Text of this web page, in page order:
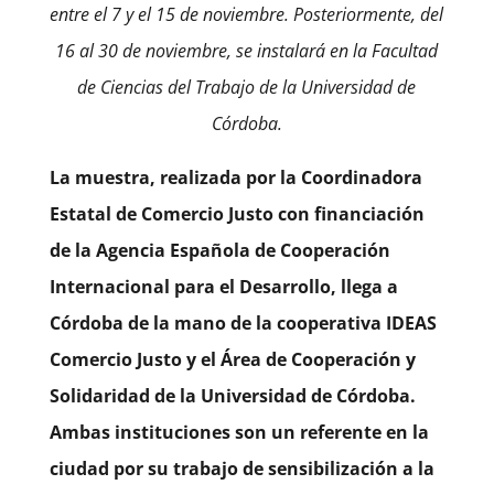
entre el 7 y el 15 de noviembre. Posteriormente, del
16 al 30 de noviembre, se instalará en la Facultad
de Ciencias del Trabajo de la Universidad de
Córdoba.
La muestra, realizada por la Coordinadora
Estatal de Comercio Justo con financiación
de la Agencia Española de Cooperación
Internacional para el Desarrollo, llega a
Córdoba de la mano de la cooperativa IDEAS
Comercio Justo y el Área de Cooperación y
Solidaridad de la Universidad de Córdoba.
Ambas instituciones son un referente en la
ciudad por su trabajo de sensibilización a la